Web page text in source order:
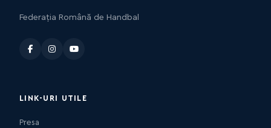
Federația Română de Handbal
LINK-URI UTILE
Presa